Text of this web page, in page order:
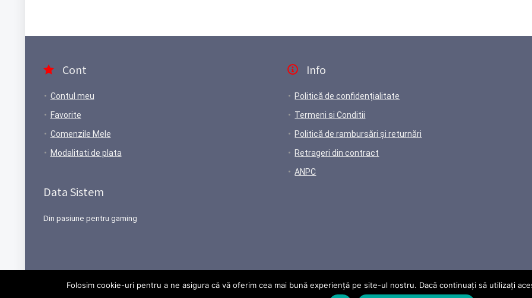
Cont
Contul meu
Favorite
Comenzile Mele
Modalitati de plata
Data Sistem
Din pasiune pentru gaming
Info
Politică de confidențialitate
Termeni si Conditii
Politică de rambursări și returnări
Retrageri din contract
ANPC
Folosim cookie-uri pentru a ne asigura că vă oferim cea mai bună experiență pe site-ul nostru. Dacă continuați să utilizați